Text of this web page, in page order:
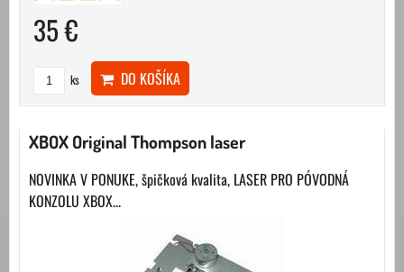
35 €
ks DO KOŠÍKA
XBOX Original Thompson laser
NOVINKA V PONUKE, špičková kvalita, LASER PRO PÓVODNÁ
KONZOLU XBOX...